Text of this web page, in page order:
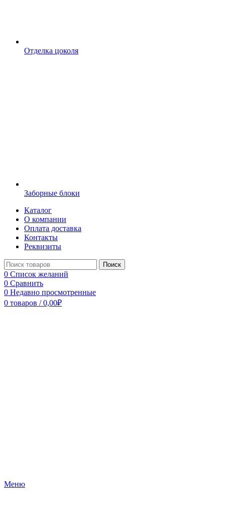
Отделка цоколя
Заборные блоки
Каталог
О компании
Оплата доставка
Контакты
Реквизиты
Поиск
0 Список желаний
0 Сравнить
0 Недавно просмотренные
0 товаров / 0,00₽
Меню